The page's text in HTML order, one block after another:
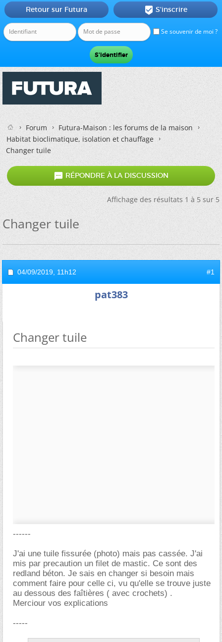
Se souvenir de moi ?
Retour sur Futura  S'inscrire
Forum
Futura-Maison : les forums de la maison
Habitat bioclimatique, isolation et chauffage
Changer tuile
 RÉPONDRE À LA DISCUSSION
Affichage des résultats 1 à 5 sur 5
Changer tuile
04/09/2019, 11h12 #1
pat383
Changer tuile
------
J'ai une tuile fissurée (photo) mais pas cassée. J'ai
mis par precaution un filet de mastic. Ce sont des
redland béton. Je sais en changer si besoin mais
comment faire pour celle ci, vu qu'elle se trouve juste
au dessous des faîtières ( avec crochets) .
Merciour vos explications
-----